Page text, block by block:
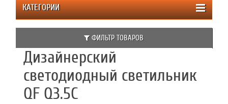
КАТЕГОРИИ
ФИЛЬТР ТОВАРОВ
Дизайнерский
светодиодный светильник
QF Q3.5C